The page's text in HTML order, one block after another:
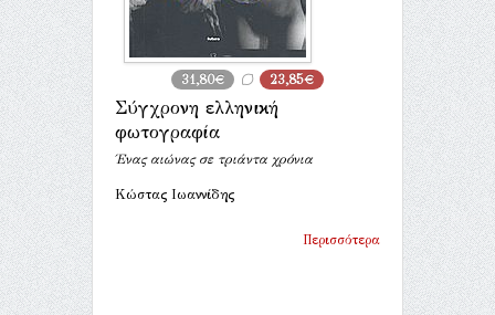
31,80€ 23,85€
Σύγχρονη ελληνική
φωτογραφία
Ένας αιώνας σε τριάντα χρόνια
Κώστας Ιωαννίδης
Περισσότερα